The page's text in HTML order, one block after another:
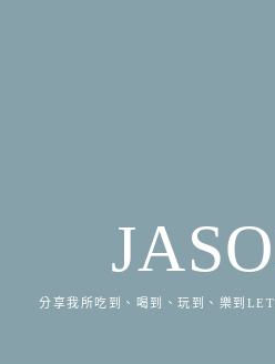
分享我所吃到、喝到、玩到、樂到